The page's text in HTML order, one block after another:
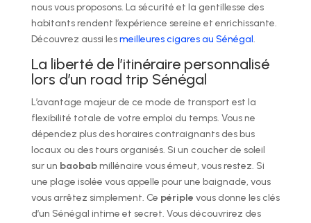
nous vous proposons. La sécurité et la gentillesse des
habitants rendent l’expérience sereine et enrichissante.
Découvrez aussi lesmeilleures cigares au Sénégal.
La liberté de l’itinéraire personnalisé
lors d’un road trip Sénégal
L’avantage majeur de ce mode de transport est la
flexibilité totale de votre emploi du temps. Vous ne
dépendez plus des horaires contraignants des bus
locaux ou des tours organisés. Si un coucher de soleil
sur un baobabmillénaire vous émeut, vous restez. Si
une plage isolée vous appelle pour une baignade, vous
vous arrêtez simplement. Ce périple vous donne les clés
d’un Sénégal intime et secret. Vous découvrirez des